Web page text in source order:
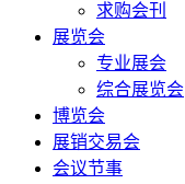
求购会刊
展览会
专业展会
综合展览会
博览会
展销交易会
会议节事